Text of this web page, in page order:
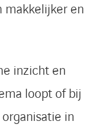
en
inzicht en
loopt of bij
in